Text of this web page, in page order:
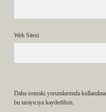
Web Sitesi
Daha sonraki yorumlarımda
bu tarayıcıya kaydedilsin.